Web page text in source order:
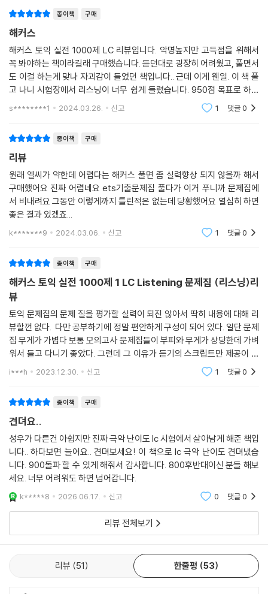
리
1) 토익 Listening 목표 달성기
목표 점수를 기입하고 매 테스트의 점수를 표시해보면서 향상되는 본인의
점수를 한번에 확인할 수 있습니다.
2) 수준별 맞춤 학습 플랜
- 모의고사 1회 풀이 후 맞은 개수에 따른 수준별/기간별 학습 플랜을 제공
- 실력에 따라 함께 학습하면 도움이 되는 해커스 교재와의 연계 학습 플랜
도 제공합니다.
3) Self 체크 리스트
매 테스트 풀이 후 체크 리스트를 통해 자신의 문제풀이 방식과 태도를 점
검할 수 있습니다.
7. 자신의 실력을 정확하게 파악할 수 있는 [점수 환산표] 제공
실전모의고사 채점 후 맞은 개수에 따라 바로 점수 확인이 가능한 '점수 환
산표'를 제공합니다.
[토익 졸업을 위한 해커스만의 추가 학습 콘텐츠]
1. 해커스인강(HackersIngang.com)
1) 본 교재 인강
2) 무료 교재 실전용+복습용 MP3
4) 무료 받아쓰기&쉐도잉 프로그램
6) 무료 단어암기장 및 단어암기 MP3
7) 무료 정답녹음 MP3
2. 해커스토익(Hackers.co.kr)
1) 본 교재 무료 동영상강의일부 제공
2) 무료 지문 및 문제 해석
3)무료 매월 적중예상특강
4) 무료 실시간 토익시험 정답확인/해설강의
종이책 구매
해커스
해커스 토익 실전 1000제 LC 리뷰입니다. 악명높지만 고득점을 위해서
꼭 봐야하는 책이라길래 구매했습니다. 듣던대로 굉장히 어려웠고, 풀면서
도 이걸 하는게 맞나 자괴감이 들었던 책입니다.. 근데 이게 웬일. 이 책 풀
고 나니 시험장에서 리스닝이 너무 쉽게 들렸습니다. 950점 목표로 하시
면 꼭 추천 합니다
s********1 2024.03.26. 신고 1 댓글0
종이책 구매
리뷰
원래 엘씨가 약한데 어렵다는 해커스 풀면 좀 실력향상 되지 않을까 해서
구매했어요 진짜 어렵네요 ets기출문제집 풀다가 이거 푸니까 문제집에
서 비내려요 그동안 이렇게까지 틀린적은 없는데 당황했어요 열심히 하면
좋은 결과 있겠죠...
k*******9 2024.03.06. 신고 1 댓글0
종이책 구매
해커스 토익 실전 1000제 1 LC Listening 문제집 (리스닝)리
뷰
토익 문제집의 문제 질을 평가할 실력이 되진 않아서 딱히 내용에 대해 리
뷰할껀 없다. 다만 공부하기에 정말 편안하게 구성이 되어 있다. 일단 문제
집 무게가 가볍다 보통 모의고사 문제집들이 부피와 무게가 상당한데 가벼
워서 들고 다니기 좋았다. 그런데 그 이유가 듣기의 스크립트만 제공이 되
고 해설은 온라인에서 개별적으로 확인을 해야한다. 그런데 기본서가 아닌
i***h 2023.12.30. 신고 1 댓글0
종이책 구매
견뎌요..
성우가 다른건 아쉽지만 진짜 극악 난이도 lc 시험에서 살아남게 해준 책입
니다.. 하다보면 늘어요.. 견뎌보세요! 이 책으로 lc 극악 난이도 견뎌냈습
니다. 900돌파 할 수 있게 해줘서 감사합니다. 800후반대이신 분들 해보
세요. 너무 어려워도 하면 넘어갑니다.
k*****8 2026.06.17. 신고 0 댓글0
리뷰 전체보기
리뷰 51 한줄평 53